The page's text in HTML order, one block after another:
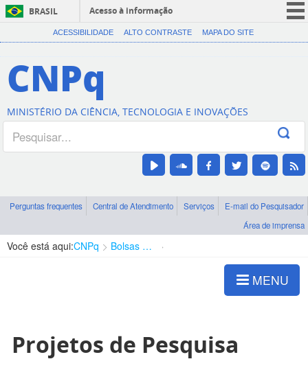
BRASIL
Acesso à informação
CORONAVÍRUS (COVID-19)
Canais
ACESSIBILIDADE ALTO CONTRASTE MAPA DO SITE
CNPq
MINISTÉRIO DA CIÊNCIA, TECNOLOGIA E INOVAÇÕES
Perguntas frequentes Central de Atendimento Serviços
E-mail do Pesquisador
Área de imprensa
Você está aqui:CNPq Bolsas e Auxílios Vigentes
MENU
Projetos de Pesquisa